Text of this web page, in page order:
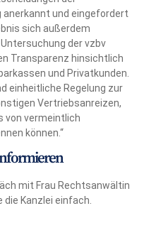
und eingefordert
sich außerdem
der vzbv
Transparenz hinsichtlich
und Privatkunden.
einheitliche Regelung zur
Vertriebsanreizen,
von vermeintlich
können.“
mit Frau Rechtsanwältin
Kanzlei einfach.